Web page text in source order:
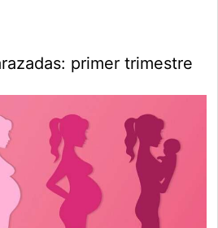
primer trimestre